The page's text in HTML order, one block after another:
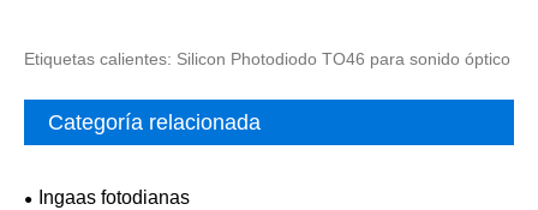
Etiquetas calientes: Silicon Photodiodo TO46 para sonido óptico
Categoría relacionada
Ingaas fotodianas